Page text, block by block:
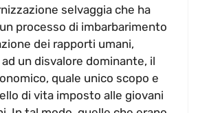
selvaggia che ha
processo di imbarbarimento
dei rapporti umani,
un disvalore dominante, il
quale unico scopo e
di vita imposto alle giovani